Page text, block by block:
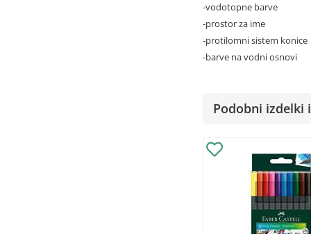
-vodotopne barve
-prostor za ime
-protilomni sistem konice
-barve na vodni osnovi
Podobni izdelki